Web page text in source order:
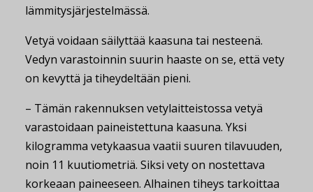
lämmitysjärjestelmässä.
Vetyä voidaan säilyttää kaasuna tai nesteenä.
Vedyn varastoinnin suurin haaste on se, että vety
on kevyttä ja tiheydeltään pieni.
– Tämän rakennuksen vetylaitteistossa vetyä
varastoidaan paineistettuna kaasuna. Yksi
kilogramma vetykaasua vaatii suuren tilavuuden,
noin 11 kuutiometriä. Siksi vety on nostettava
korkeaan paineeseen. Alhainen tiheys tarkoittaa